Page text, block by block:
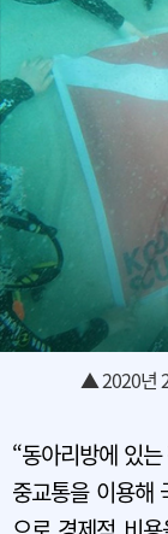
▲ 2020년 2
“동아리방에 있
중교통을 이용해